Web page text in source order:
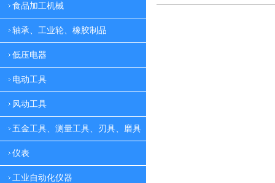
食品加工机械
轴承、工业轮、橡胶制品
低压电器
电动工具
风动工具
五金工具、测量工具、刃具、磨具
仪表
工业自动化仪器